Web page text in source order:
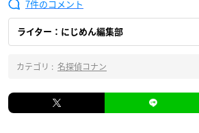
7
ライター：にじめん編集部
カテゴリ : 名探偵コナン